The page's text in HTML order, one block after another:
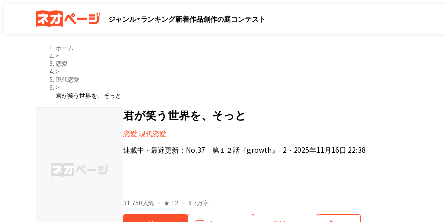
ジャンル ランキング新着作品創作の庭コンテスト
ホーム
>
恋愛
>
現代恋愛
>
君が笑う世界を、そっと
君が笑う世界を、そっと
恋愛|現代恋愛
連載中 ・ 最近更新： No.37 第１２話『growth』- 2 ・ 2025年11月16日 22:38
31,750 人気 ・ ★ 12 ・ 8.7万字